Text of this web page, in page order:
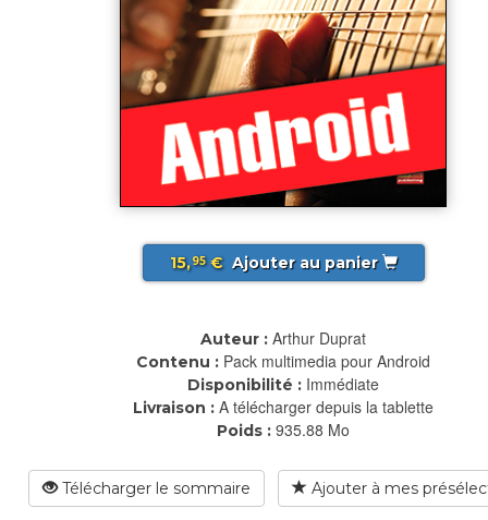
15,95€ Ajouter au panier
Auteur : Arthur Duprat
Contenu : Pack multimedia pour Android
Disponibilité : Immédiate
Livraison : A télécharger depuis la tablette
Poids : 935.88 Mo
Télécharger le sommaire Ajouter à mes